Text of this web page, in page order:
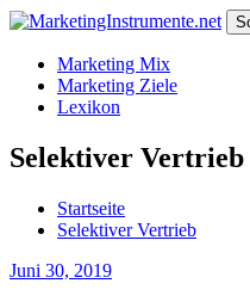
Marketing Mix
Marketing Ziele
Lexikon
Selektiver Vertrieb
Startseite
Selektiver Vertrieb
Juni 30, 2019